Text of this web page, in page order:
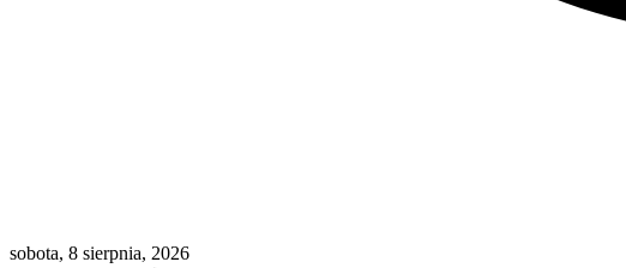
sobota, 8 sierpnia, 2026